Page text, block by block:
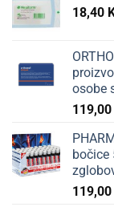
18,40
osobe
119,00
bočice
119,00